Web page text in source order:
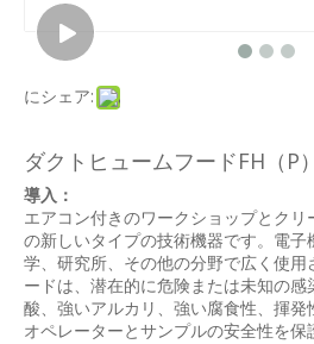
にシェア:
ダクトヒュームフードFH（P）
導入：
エアコン付きのワークショップとク
の新しいタイプの技術機器です。電
学、研究所、その他の分野で広く使用
ードは、潜在的に危険または未知の
酸、強いアルカリ、強い腐食性、揮発
オペレーターとサンプルの安全性を保